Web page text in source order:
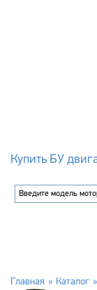
Купить БУ
Главная Каталог